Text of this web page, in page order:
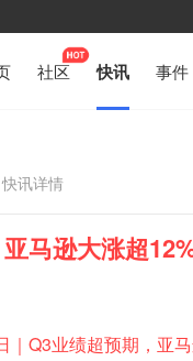
社区 快讯 事件
快讯详情
马逊大涨超
｜Q3业绩超预期，亚